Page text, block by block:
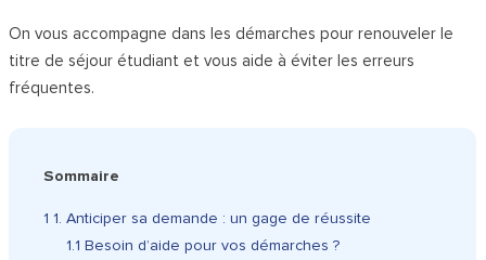
On vous accompagne dans les démarches pour renouveler le
titre de séjour étudiant et vous aide à éviter les erreurs
fréquentes.
Sommaire
1 1. Anticiper sa demande : un gage de réussite
1.1 Besoin d’aide pour vos démarches ?